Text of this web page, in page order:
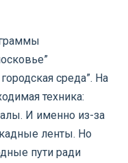
среда”. На
техника:
И именно из-за
ленты. Но
пути ради